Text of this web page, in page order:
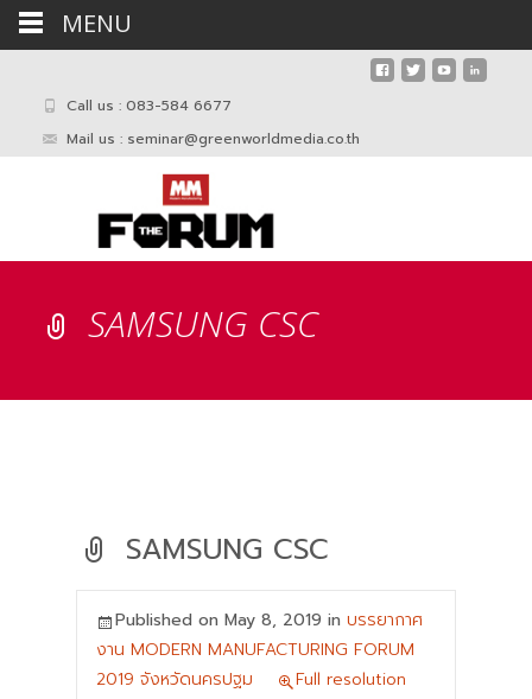
Call us : 083-584 6677
Mail us : seminar@greenworldmedia.co.th
SAMSUNG CSC
SAMSUNG CSC
Published on May 8, 2019 in บรรยากาศ
งาน MODERN MANUFACTURING FORUM
2019 จังหวัดนครปฐม
Full resolution
MENU